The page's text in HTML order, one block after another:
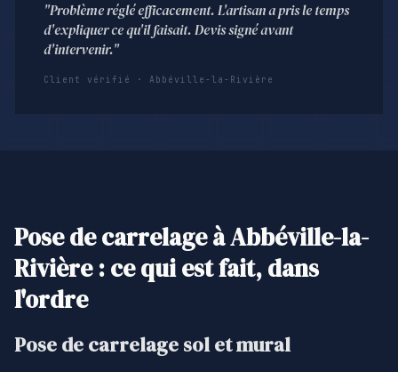
"Problème réglé efficacement. L'artisan a pris le temps
d'expliquer ce qu'il faisait. Devis signé avant
d'intervenir."
Client vérifié · Abbéville-la-Rivière
Pose de carrelage à Abbéville-la-
Rivière : ce qui est fait, dans
l'ordre
Pose de carrelage sol et mural